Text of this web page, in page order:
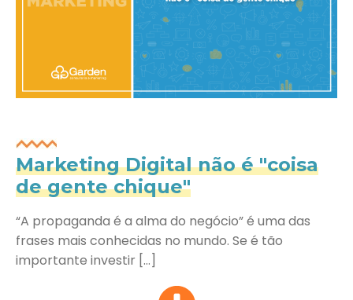
Marketing Digital não é "coisa
de gente chique"
“A propaganda é a alma do negócio” é uma das
frases mais conhecidas no mundo. Se é tão
importante investir […]